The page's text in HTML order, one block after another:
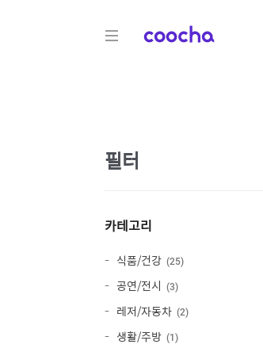
COOCHA
필터
카테고리
식품/건강 25
공연/전시 3
레저/자동차 2
생활/주방 1